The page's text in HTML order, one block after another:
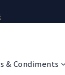
家
& Condiments